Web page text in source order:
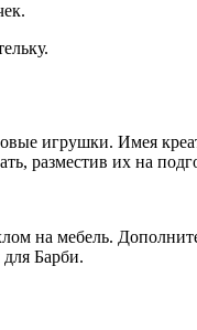
игрушки. Имея
разместив их на
на мебель.
Барби.